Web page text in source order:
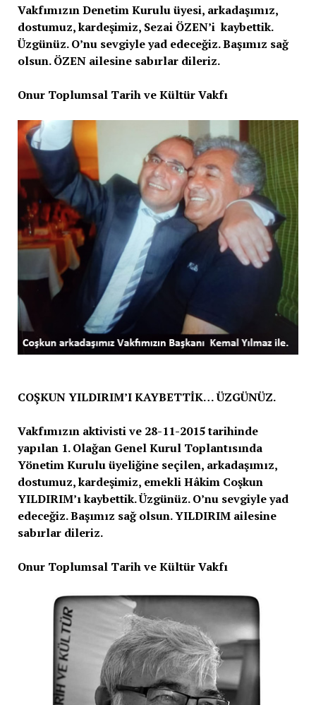
Vakfımızın Denetim Kurulu üyesi, arkadaşımız,
dostumuz, kardeşimiz, Sezai ÖZEN’i kaybettik.
Üzgünüz. O’nu sevgiyle yad edeceğiz. Başımız sağ
olsun. ÖZEN ailesine sabırlar dileriz.
Onur Toplumsal Tarih ve Kültür Vakfı
COŞKUN YILDIRIM’I KAYBETTİK… ÜZGÜNÜZ.
Vakfımızın aktivisti ve 28-11-2015 tarihinde
yapılan 1. Olağan Genel Kurul Toplantısında
Yönetim Kurulu üyeliğine seçilen, arkadaşımız,
dostumuz, kardeşimiz, emekli Hâkim Coşkun
YILDIRIM’ı kaybettik. Üzgünüz. O’nu sevgiyle yad
edeceğiz. Başımız sağ olsun. YILDIRIM ailesine
sabırlar dileriz.
Onur Toplumsal Tarih ve Kültür Vakfı